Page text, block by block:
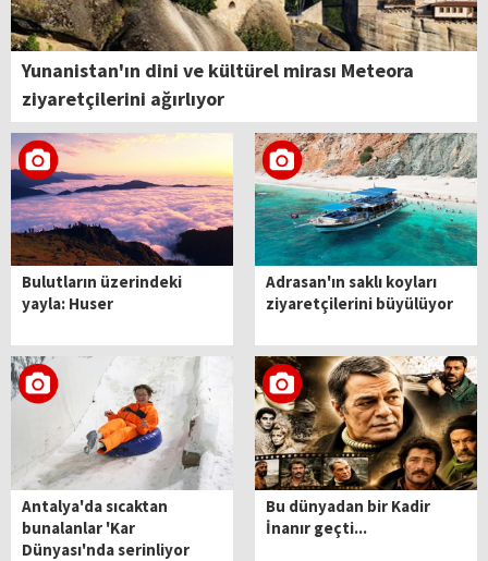
Yunanistan'ın dini ve kültürel mirası Meteora
ziyaretçilerini ağırlıyor
Bulutların üzerindeki
yayla: Huser
Adrasan'ın saklı koyları
ziyaretçilerini büyülüyor
Antalya'da sıcaktan
bunalanlar 'Kar
Dünyası'nda serinliyor
Bu dünyadan bir Kadir
İnanır geçti...